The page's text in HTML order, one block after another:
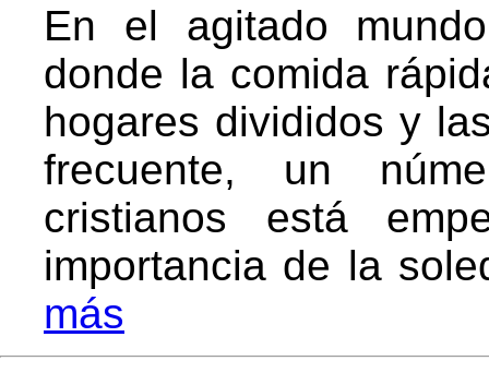
En el agitado
donde la comida
hogares divididos y
frecuente, un
cristianos está
importancia de la
más